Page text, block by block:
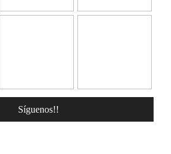
Síguenos!!